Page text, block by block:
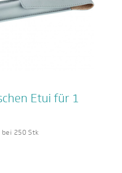
Etui für 1
bei 250 Stk